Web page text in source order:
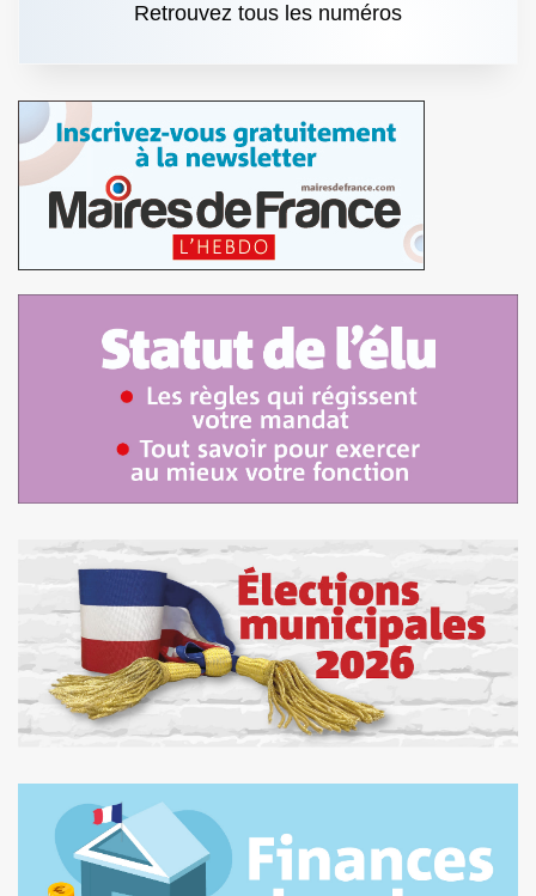
Retrouvez tous les numéros